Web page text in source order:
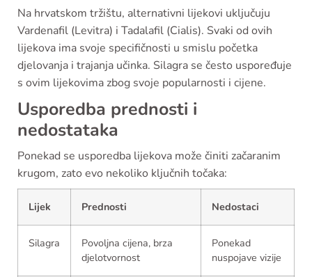
Na hrvatskom tržištu, alternativni lijekovi uključuju
Vardenafil (Levitra) i Tadalafil (Cialis). Svaki od ovih
lijekova ima svoje specifičnosti u smislu početka
djelovanja i trajanja učinka. Silagra se često uspoređuje
s ovim lijekovima zbog svoje popularnosti i cijene.
Usporedba prednosti i
nedostataka
Ponekad se usporedba lijekova može činiti začaranim
krugom, zato evo nekoliko ključnih točaka:
Lijek Prednosti Nedostaci
Silagra
Povoljna cijena, brza
djelotvornost
Ponekad
nuspojave vizije